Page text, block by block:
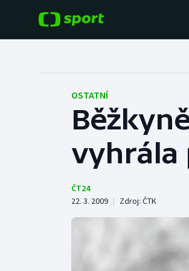
Hokej
Tenis
Cyklistika
OSTATNÍ
vyhrála
ČT24
22. 3. 2009 | Zdroj: ČTK